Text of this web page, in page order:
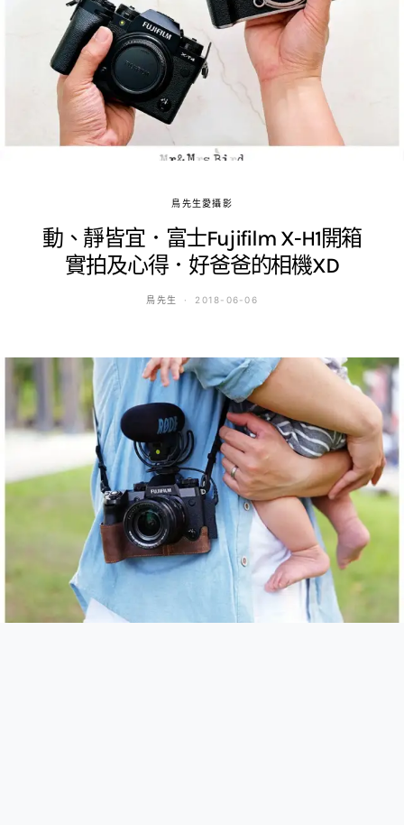
鳥先生愛攝影
動、靜皆宜．富士Fujifilm X-H1開箱
實拍及心得．好爸爸的相機XD
鳥先生 2018-06-06